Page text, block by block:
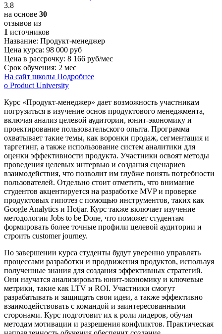
3.8
на основе 30
отзывов из
1 источников
Название: Продукт-менеджер
Цена курса: 98 000 руб
Цена в рассрочку: 8 166 руб/мес
Срок обучения: 2 мес
На сайт школы Подробнее
о Product University
Курс «Продукт-менеджер» дает возможность участникам
погрузиться в изучение основ продуктового менеджмента,
включая анализ целевой аудитории, юнит-экономику и
проектирование пользовательского опыта. Программа
охватывает такие темы, как воронки продаж, сегментация и
таргетинг, а также использование систем аналитики для
оценки эффективности продукта. Участники освоят методы
проведения целевых интервью и создания сценариев
взаимодействия, что позволит им глубже понять потребности
пользователей. Отдельно стоит отметить, что внимание
студентов акцентируется на разработке MVP и проверке
продуктовых гипотез с помощью инструментов, таких как
Google Analytics и Hotjar. Курс также включает изучение
методологии Jobs to be Done, что поможет студентам
формировать более точные профили целевой аудитории и
строить customer journey.
По завершении курса студенты будут уверенно управлять
процессами разработки и продвижения продуктов, используя
полученные знания для создания эффективных стратегий.
Они научатся анализировать юнит-экономику и ключевые
метрики, такие как LTV и ROI. Участники смогут
разрабатывать и защищать свои идеи, а также эффективно
взаимодействовать с командой и заинтересованными
сторонами. Курс подготовит их к роли лидеров, обучая
методам мотивации и разрешения конфликтов. Практическая